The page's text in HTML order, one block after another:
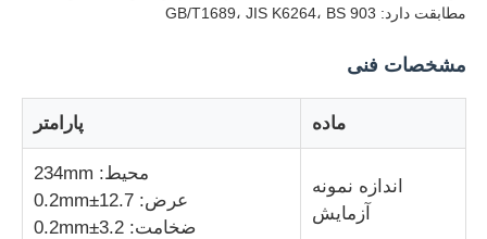
اتاق آزمون محیطی
دستگاه تست ضربه
دستگاه آزمایش سایش
مطابقت دارد: GB/T1689، JIS K6264، BS 903
مشخصات فنی
ماده پارامتر
اندازه نمونه
آزمایش
محيط: 234mm
عرض: 12.7±0.2mm
ضخامت: 3.2±0.2mm